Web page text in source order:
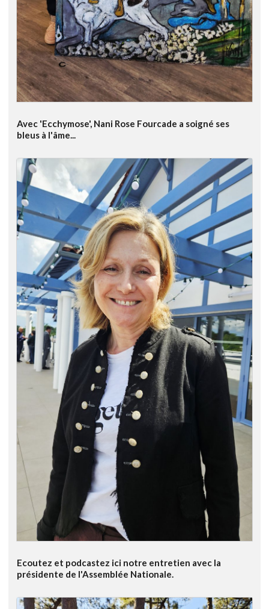
Avec 'Ecchymose', Nani Rose Fourcade a soigné ses
bleus à l'âme...
Ecoutez et podcastez ici notre entretien avec la
présidente de l'Assemblée Nationale.